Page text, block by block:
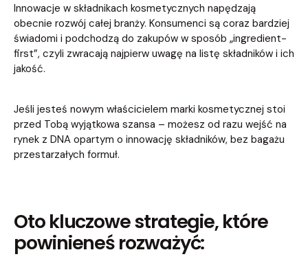
Innowacje w składnikach kosmetycznych napędzają
obecnie rozwój całej branży. Konsumenci są coraz bardziej
świadomi i podchodzą do zakupów w sposób „ingredient-
first”, czyli zwracają najpierw uwagę na listę składników i ich
jakość.
Jeśli jesteś nowym właścicielem marki kosmetycznej stoi
przed Tobą wyjątkowa szansa – możesz od razu wejść na
rynek z DNA opartym o innowację składników, bez bagażu
przestarzałych formuł.
Oto kluczowe strategie, które
powinieneś rozważyć: